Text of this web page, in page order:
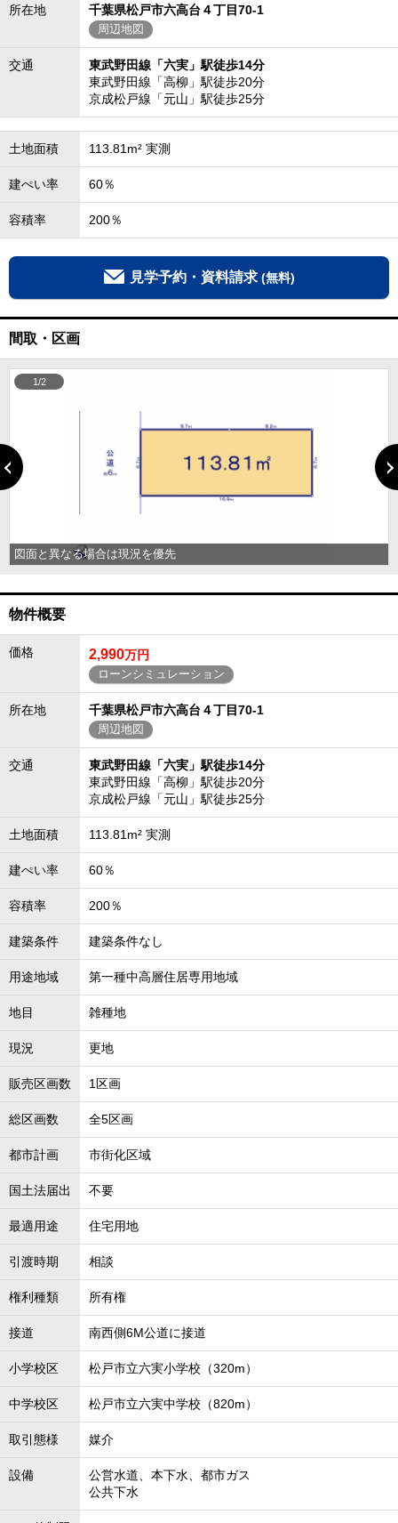
所在地 千葉県松戸市六高台４丁目70-1
周辺地図
交通
東武野田線「六実」駅徒歩14分
東武野田線「高柳」駅徒歩20分
京成松戸線「元山」駅徒歩25分
土地面積 113.81m² 実測
建ぺい率 60％
容積率 200％
見学予約・資料請求 (無料)
間取・区画
図面と異なる場合は現況を優先
1/2
物件概要
価格 2,990万円
ローンシミュレーション
所在地 千葉県松戸市六高台４丁目70-1
周辺地図
交通
東武野田線「六実」駅徒歩14分
東武野田線「高柳」駅徒歩20分
京成松戸線「元山」駅徒歩25分
土地面積 113.81m² 実測
建ぺい率 60％
容積率 200％
建築条件 建築条件なし
用途地域 第一種中高層住居専用地域
地目 雑種地
現況 更地
販売区画数 1区画
総区画数 全5区画
都市計画 市街化区域
国土法届出 不要
最適用途 住宅用地
引渡時期 相談
権利種類 所有権
接道 南西側6M公道に接道
小学校区 松戸市立六実小学校（320m）
中学校区 松戸市立六実中学校（820m）
取引態様 媒介
設備
公営水道、本下水、都市ガス
公共下水